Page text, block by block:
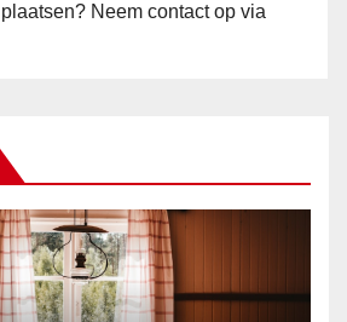
Neem contact op via